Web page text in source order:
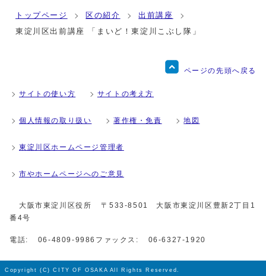
トップページ 区の紹介
出前講座
東淀川区出前講座 「まいど！東淀川こぶし隊」
ページの先頭へ戻る
サイトの使い方 サイトの考え方
個人情報の取り扱い 著作権・免責 地図
東淀川区ホームページ管理者
市やホームページへのご意見
大阪市東淀川区役所
〒533-8501 大阪市東淀川区豊新2丁目1
番4号
電話: 06-4809-9986 ファックス: 06-6327-1920
Copyright (C) CITY OF OSAKA All Rights Reserved.